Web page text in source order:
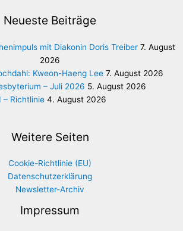
Neueste Beiträge
mit Diakonin Doris Treiber 7. August
2026
Kweon-Haeng Lee 7. August 2026
– Juli 2026 5. August 2026
– Richtlinie 4. August 2026
Weitere Seiten
Cookie-Richtlinie (EU)
Datenschutzerklärung
Newsletter-Archiv
Impressum